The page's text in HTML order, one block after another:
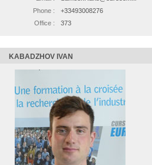
Phone :
+33493008276
Office :
373
KABADZHOV IVAN